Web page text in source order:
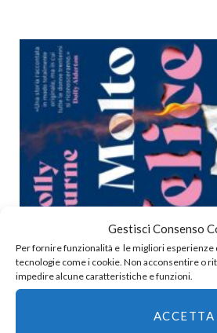
Gestisci Consenso
Per fornire funzionalità e le migliori esperienze
tecnologie come i cookie. Non acconsentire o
impedire alcune caratteristiche e funzioni.
ACCETTA
Holly Bourne | Molto
29 LUGLIO 2026